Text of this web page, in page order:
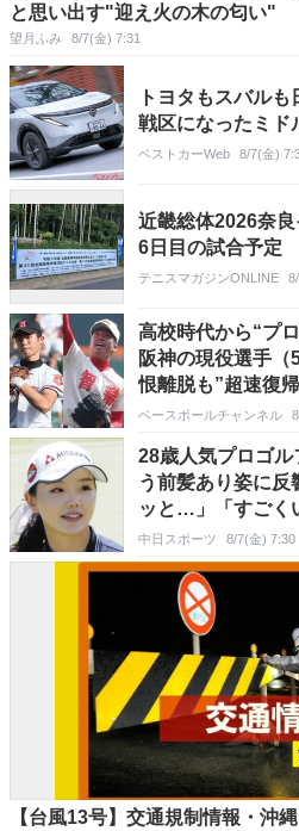
と思い出す"迎え火の木の匂い"
望月ふみ 8/7(金) 7:31
トヨタもスバル
戦区になったミド
ベストカーWeb 8/7(金)
近畿総体2026奈
6日目の試合予定
テニスマガジンONLINE
高校時代から“プ
阪神の現役選手
恨離脱も”超速復
ベースボールチャンネル
28歳人気プロゴ
う前髪あり姿に
ッと…」「すごく
美しい」
中日スポーツ 8/7(金) 7:30
【台風13号】交通規制情報・沖